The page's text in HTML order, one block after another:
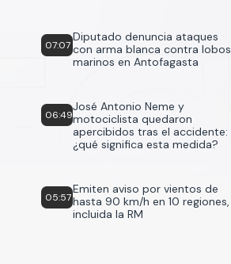
07:07
Diputado denuncia ataques
con arma blanca contra lobos
marinos en Antofagasta
06:49
José Antonio Neme y
motociclista quedaron
apercibidos tras el accidente:
¿qué significa esta medida?
05:57
Emiten aviso por vientos de
hasta 90 km/h en 10 regiones,
incluida la RM